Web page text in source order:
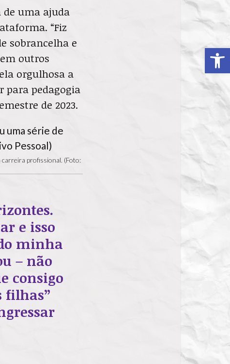
de uma ajuda
“Fiz
sobrancelha e
outros
orgulhosa a
para pedagogia
de 2023.
carreira profissional. (Foto:
e isso
minha
– não
consigo
filhas”